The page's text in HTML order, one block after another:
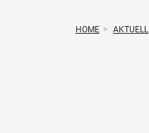
HOME > AKTUELL